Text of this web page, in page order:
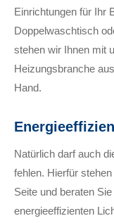
Einrichtungen für Ihr
Doppelwaschtisch
stehen wir Ihnen mit
Heizungsbranche
Hand.
Natürlich darf auch
fehlen. Hierfür
Seite und beraten
energieeffizienten